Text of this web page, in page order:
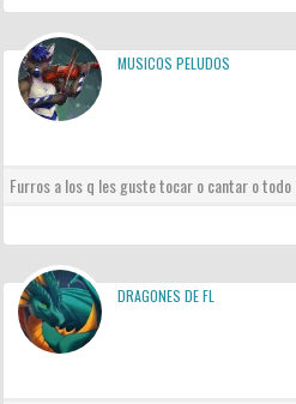
MUSICOS PELUDOS
Furros a los q les guste tocar o cantar o
DRAGONES DE FL